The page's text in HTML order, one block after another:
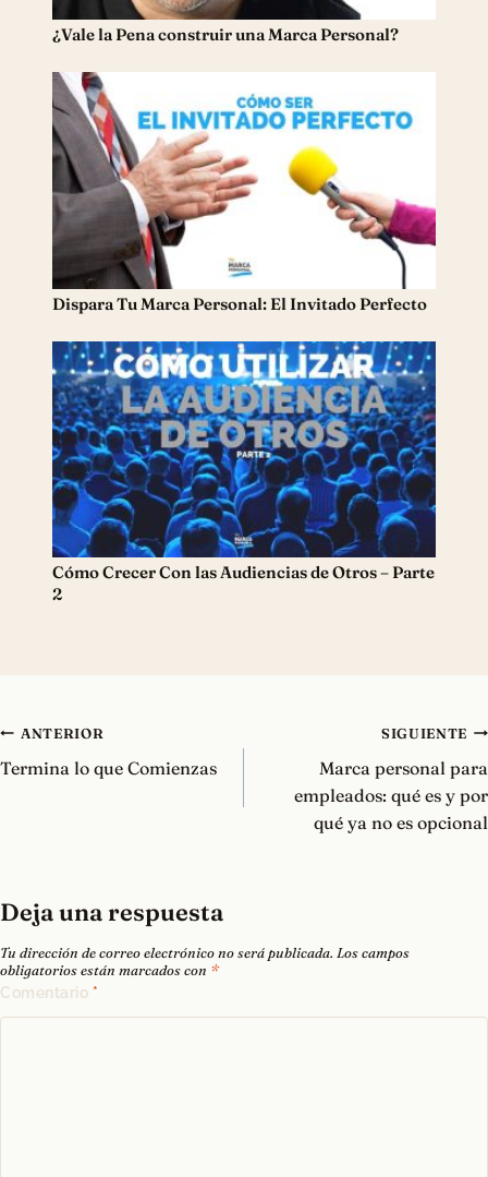
¿Vale la Pena construir una Marca Personal?
Dispara Tu Marca Personal: El Invitado Perfecto
Cómo Crecer Con las Audiencias de Otros – Parte
2
Navegación
de
ANTERIOR
Termina lo que Comienzas
SIGUIENTE
Marca personal para
empleados: qué es y por
qué ya no es opcional
Deja una respuesta
Tu dirección de correo electrónico no será publicada. Los campos
obligatorios están marcados con *
Comentario *